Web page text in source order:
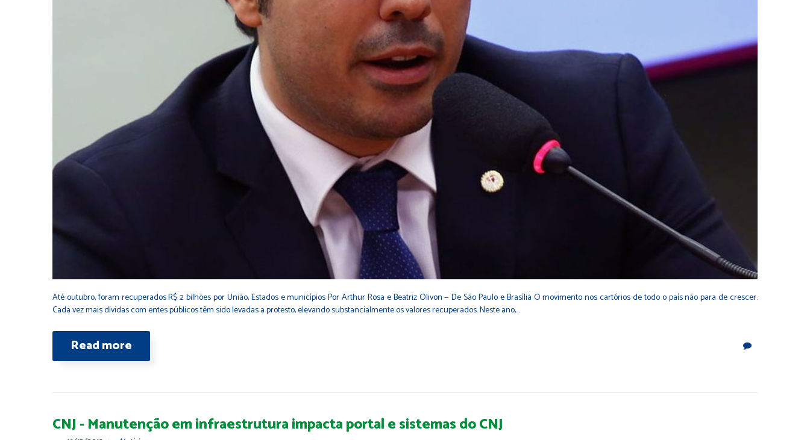
Até outubro, foram recuperados R$ 2 bilhões por União, Estados e municípios Por Arthur Rosa e Beatriz Olivon — De São Paulo e Brasília O movimento nos cartórios de todo o país não para de crescer.
Cada vez mais dívidas com entes públicos têm sido levadas a protesto, elevando substancialmente os valores recuperados. Neste ano,…
Read more
CNJ - Manutenção em infraestrutura impacta portal e sistemas do CNJ